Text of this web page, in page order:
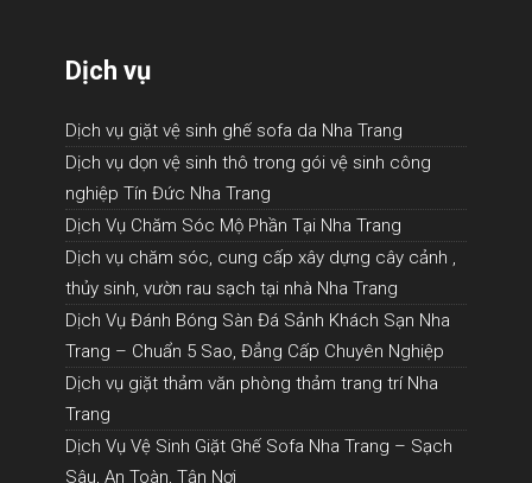
Dịch vụ
Dịch vụ giặt vệ sinh ghế sofa da Nha Trang
Dịch vụ dọn vệ sinh thô trong gói vệ sinh công
nghiệp Tín Đức Nha Trang
Dịch Vụ Chăm Sóc Mộ Phần Tại Nha Trang
Dịch vụ chăm sóc, cung cấp xây dựng cây cảnh ,
thủy sinh, vườn rau sạch tại nhà Nha Trang
Dịch Vụ Đánh Bóng Sàn Đá Sảnh Khách Sạn Nha
Trang – Chuẩn 5 Sao, Đẳng Cấp Chuyên Nghiệp
Dịch vụ giặt thảm văn phòng thảm trang trí Nha
Trang
Dịch Vụ Vệ Sinh Giặt Ghế Sofa Nha Trang – Sạch
Sâu, An Toàn, Tận Nơi